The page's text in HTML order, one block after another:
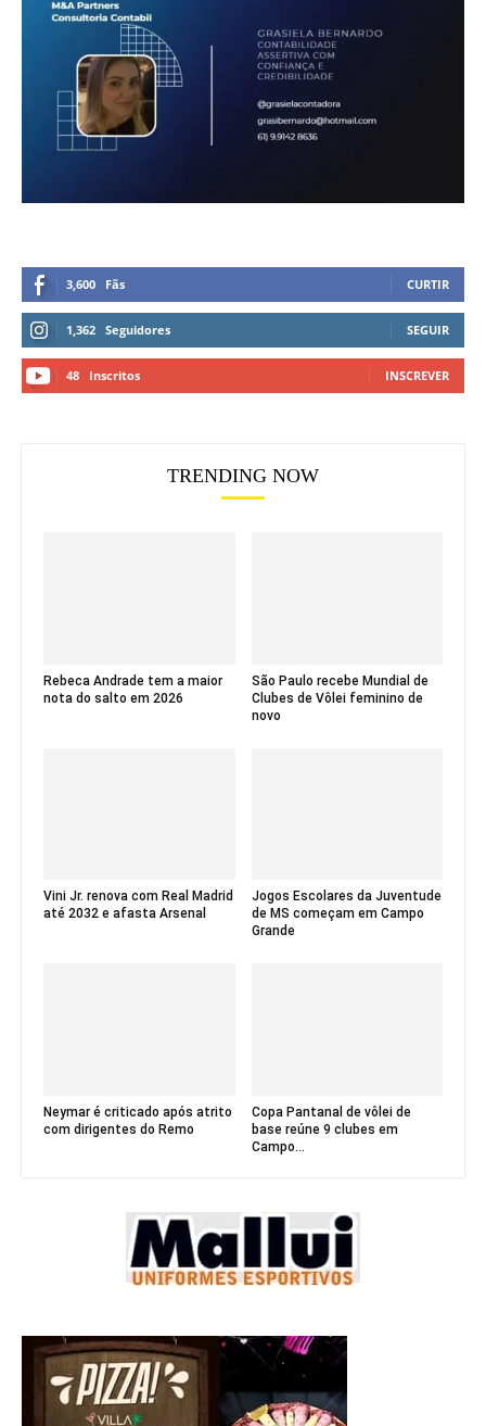
3,600 Fãs CURTIR
1,362 Seguidores SEGUIR
48 Inscritos INSCREVER
TRENDING NOW
Rebeca Andrade tem a maior
nota do salto em 2026
São Paulo recebe Mundial de
Clubes de Vôlei feminino de
novo
Vini Jr. renova com Real Madrid
até 2032 e afasta Arsenal
Jogos Escolares da Juventude
de MS começam em Campo
Grande
Neymar é criticado após atrito
com dirigentes do Remo
Copa Pantanal de vôlei de
base reúne 9 clubes em
Campo...